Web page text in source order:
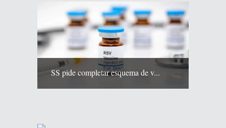
SS pide completar esquema de v...